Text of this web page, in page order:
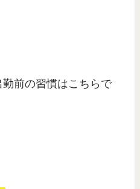
前の習慣はこちらで